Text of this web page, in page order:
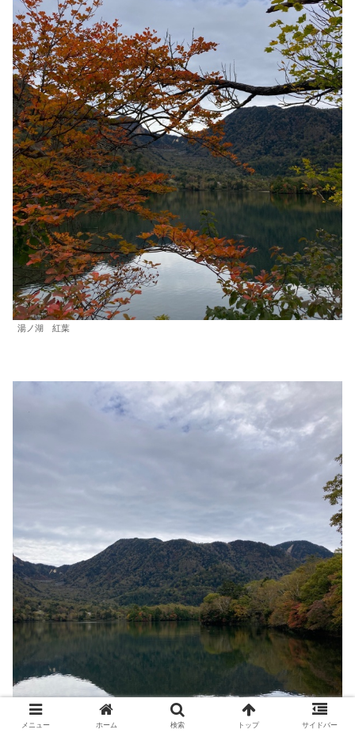
湯ノ湖 紅葉
メニュー ホーム 検索 トップ サイドバー